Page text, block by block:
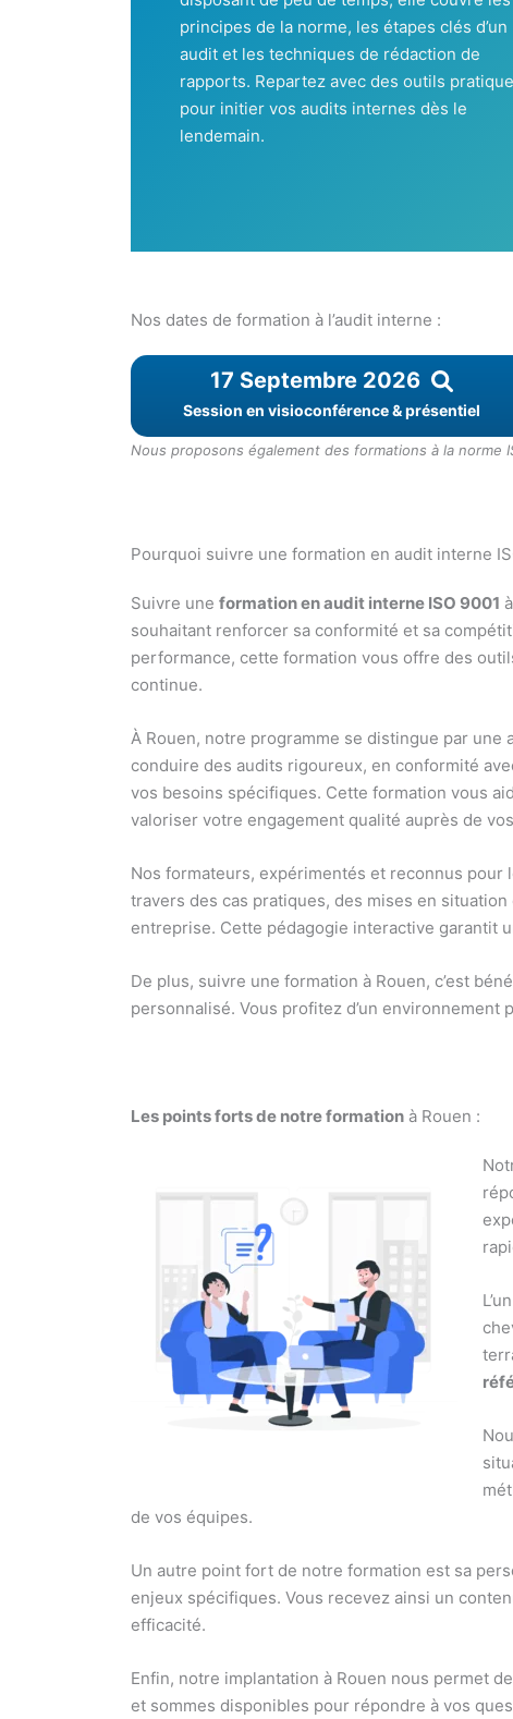
principes de la norme, les étapes clés d’un
audit et les techniques de rédaction de
rapports. Repartez avec des outils
pour initier vos audits internes dès le
lendemain.
Nos dates de formation à l’audit interne :
17 Septembre 2026
Session en visioconférence & présentiel
Nous proposons également des formations à la norme
Pourquoi suivre une formation en audit interne
Suivre uneformation en audit interne ISO 9001
souhaitant renforcer sa conformité et sa
performance, cette formation vous offre des
continue.
À Rouen, notre programme se distingue par
conduire des audits rigoureux, en conformité
vos besoins spécifiques. Cette formation vous
valoriser votre engagement qualité auprès de
Nos formateurs, expérimentés et reconnus
travers des cas pratiques, des mises en
entreprise. Cette pédagogie interactive garantit
De plus, suivre une formation à Rouen, c’est
personnalisé. Vous profitez d’un
Les points forts de notre formation à Rouen :
de vos équipes.
Un autre point fort de notre formation est sa
enjeux spécifiques. Vous recevez ainsi un
efficacité.
Enfin, notre implantation à Rouen nous permet
et sommes disponibles pour répondre à vos